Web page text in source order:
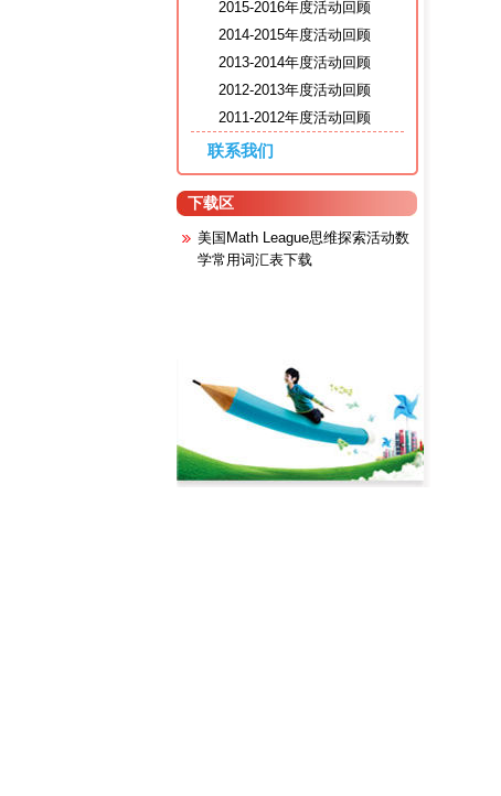
2015-2016年度活动回顾
2014-2015年度活动回顾
2013-2014年度活动回顾
2012-2013年度活动回顾
2011-2012年度活动回顾
联系我们
下载区
美国Math League思维探索活动数
学常用词汇表下载